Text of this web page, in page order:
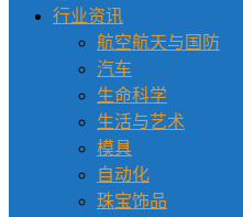
行业资讯
航空航天与国防
汽车
生命科学
生活与艺术
模具
自动化
珠宝饰品